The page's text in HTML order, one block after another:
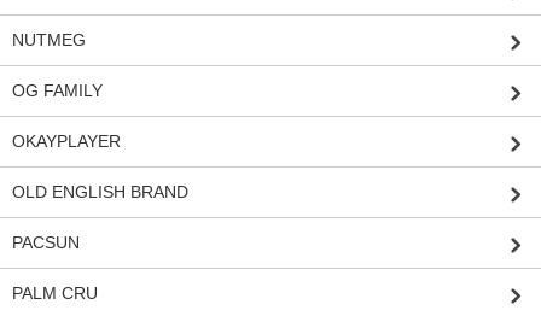
NUTMEG
OG FAMILY
OKAYPLAYER
OLD ENGLISH BRAND
PACSUN
PALM CRU